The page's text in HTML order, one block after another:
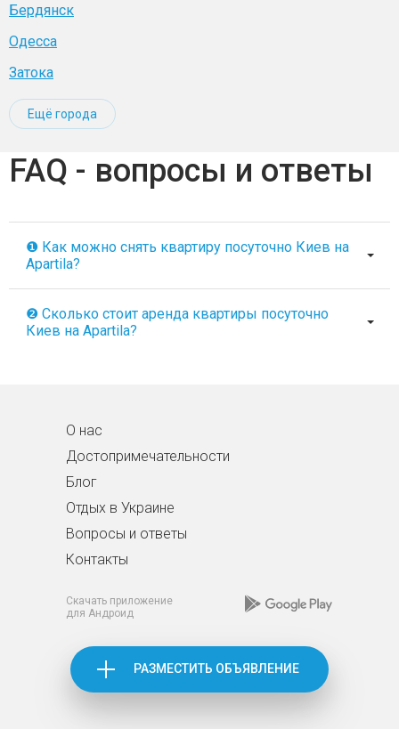
Бердянск
Одесса
Затока
Ещё города
FAQ - вопросы и ответы
❶ Как можно снять квартиру посуточно Киев на
Apartila?
❷ Сколько стоит аренда квартиры посуточно
Киев на Apartila?
О нас
Достопримечательности
Блог
Отдых в Украине
Вопросы и ответы
Контакты
Скачать приложение
для Андроид
РАЗМЕСТИТЬ ОБЪЯВЛЕНИЕ